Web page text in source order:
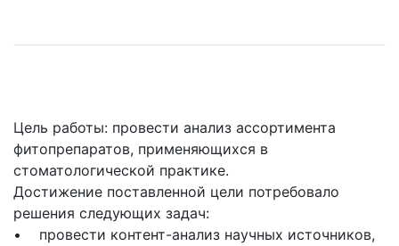
Цель работы: провести анализ ассортимента
фитопрепаратов, применяющихся в
стоматологической практике.
Достижение поставленной цели потребовало
решения следующих задач:
• провести контент-анализ научных источников,